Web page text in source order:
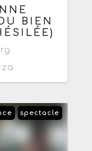
BIEN
spectacle